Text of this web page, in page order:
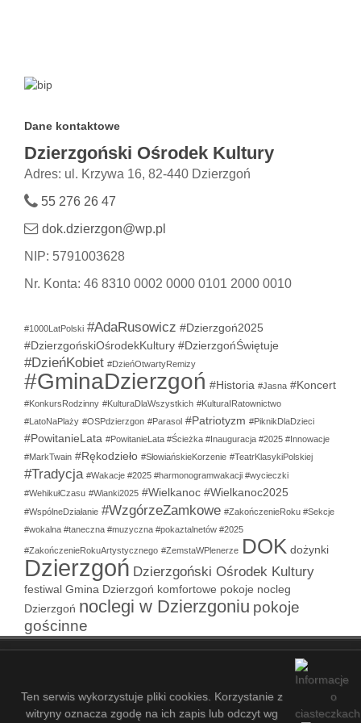
Dane kontaktowe
Dzierzgoński Ośrodek Kultury
Adres: ul. Krzywa 16, 82-440 Dzierzgoń
55 276 26 47
dok.dzierzgon@wp.pl
NIP: 5791003628
Nr. Konta: 46 8310 0002 0000 0101 2000 0010
#1000LatPolski #AdaRusowicz #Dzierzgoń2025
#DzierzgońskiOśrodekKultury #DzierzgońŚwiętuje
#DzieńKobiet #DzieńOtwartyRemizy
#GminaDzierzgoń #Historia #Jasna #Koncert
#KonkursRodzinny #KulturaDlaWszystkich #KulturaIRatownictwo
#LatoNaPlaży #OSPdzierzgon #Parasol #Patriotyzm #PiknikDlaDzieci
#PowitanieLata #PowitanieLata #Ścieżka #Inauguracja #2025 #Innowacje
#MarkTwain #Rękodzieło #SłowiańskieKorzenie #TeatrKlasykiPolskiej
#Tradycja #Wakacje #2025 #harmonogramwakacji #wycieczki
#WehikułCzasu #Wianki2025 #Wielkanoc #Wielkanoc2025
#WspólneDziałanie #WzgórzeZamkowe #ZakończenieRoku #Sekcje
#wokalna #taneczna #muzyczna #pokaztalnetów #2025
#ZakończenieRokuArtystycznego #ZemstaWPlenerze DOK dożynki
Dzierzgoń Dzierzgoński Ośrodek Kultury
festiwal Gmina Dzierzgoń komfortowe pokoje nocleg
Dzierzgoń noclegi w Dzierzgoniu pokoje
gościnne
COPYRIGHT © 2021-2026 - DZIERZGOŃSKI OŚRODEK KULTURY
Ten serwis wykorzystuje pliki cookies. Korzystanie z
witryny oznacza zgodę na ich zapis lub odczyt wg